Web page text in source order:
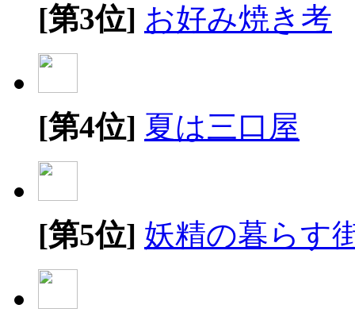
[第3位] お好み焼き考
[第4位] 夏は三口屋
[第5位] 妖精の暮らす